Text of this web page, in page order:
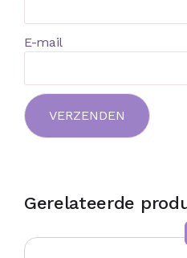
E-mail
Gerelateerde